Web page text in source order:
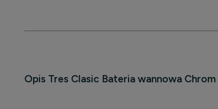
Opis Tres Clasic Bateria wannowa Chrom